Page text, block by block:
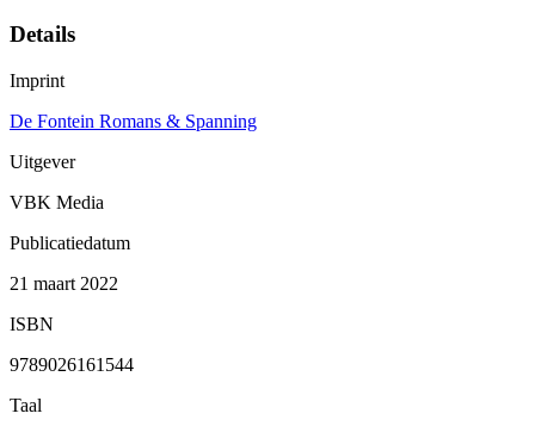
Details
Imprint
De Fontein Romans & Spanning
Uitgever
VBK Media
Publicatiedatum
21 maart 2022
ISBN
9789026161544
Taal